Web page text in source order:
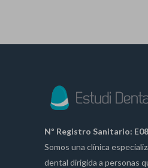
Nº Registro Sanitario:
Somos una clínica
dental dirigida a personas